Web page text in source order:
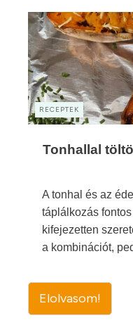
RECEPTEK
Tonhallal
A tonhal és az
táplálkozás
kifejezetten
a kombinációt,
Elolvasom!